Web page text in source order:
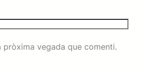
vegada que comenti.